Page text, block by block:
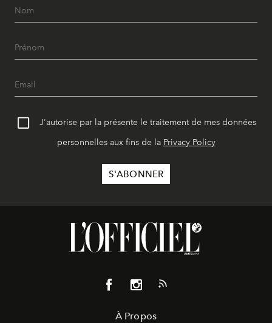
J'autorise par la présente le traitement de mes données
personnelles aux fins de la Privacy Policy
À Propos